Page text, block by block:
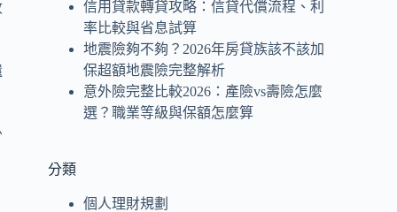
信用貸款轉貸攻略：信貸代償流程、利
率比較與省息試算
地震險夠不夠？2026年房貸族該不該加
保超額地震險完整解析
意外險完整比較2026：產險vs壽險怎麼
選？職業等級與保額怎麼算
分類
個人理財規劃